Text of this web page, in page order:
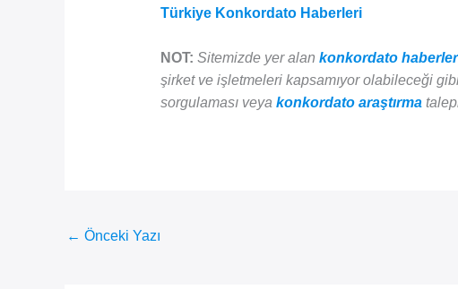
Türkiye Konkordato Haberleri
NOT: Sitemizde yer alan konkordato
şirket ve işletmeleri kapsamıyor olabileceği
sorgulaması veya konkordato araştırma
← Önceki Yazı